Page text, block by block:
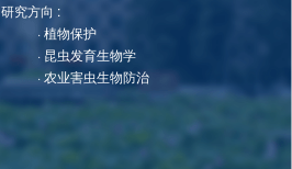
研究方向 :
·植物保护
· 昆虫发育生物学
· 农业害虫生物防治